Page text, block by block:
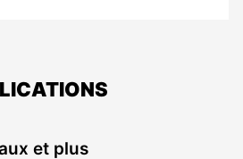
et plus